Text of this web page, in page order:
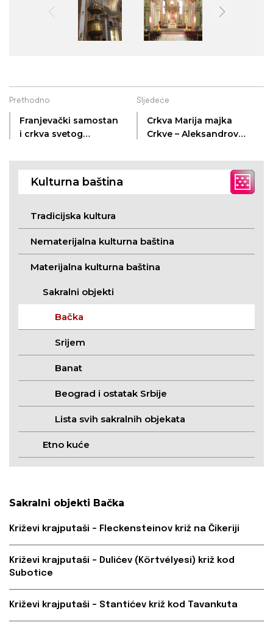
Prethodno
Franjevački samostan
i crkva svetog
Subotica
Sljedeće
Crkva Marija majka
Crkve – Aleksandrovo
Kulturna baština
Tradicijska kultura
Nematerijalna kulturna baština
Materijalna kulturna baština
Sakralni objekti
Bačka
Srijem
Banat
Beograd i ostatak Srbije
Lista svih sakralnih objekata
Etno kuće
Sakralni objekti Bačka
Križevi krajputaši – Fleckensteinov križ na Čikeriji
Križevi krajputaši – Dulićev (Körtvélyesi) križ kod
Subotice
Križevi krajputaši – Stantićev križ kod Tavankuta